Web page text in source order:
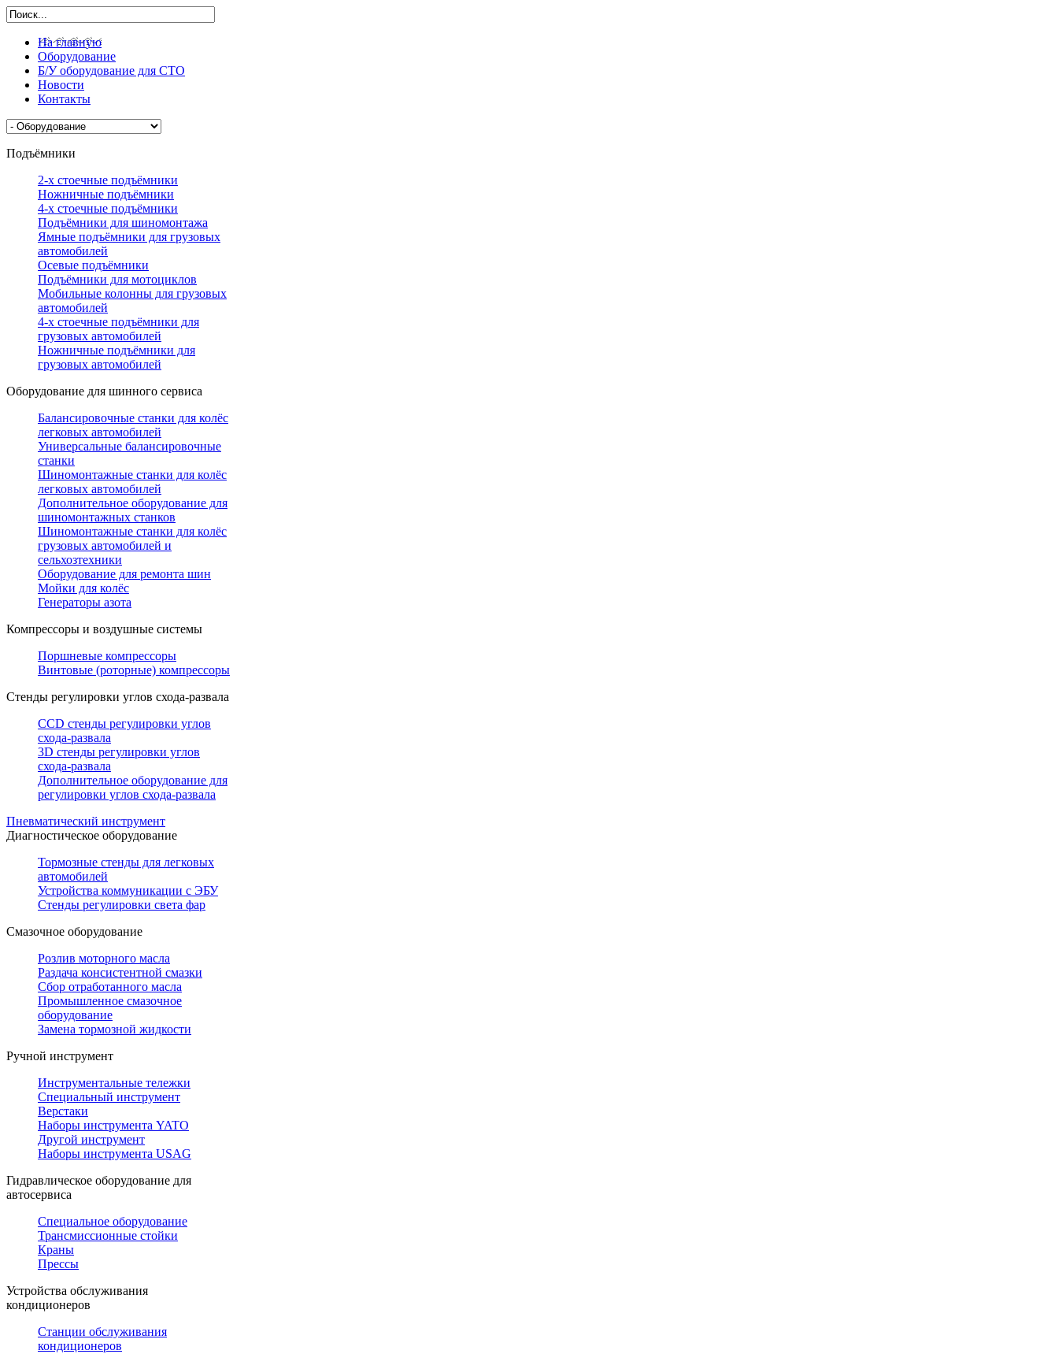
На главную
Оборудование
Б/У оборудование для СТО
Новости
Контакты
Подъёмники
2-х стоечные подъёмники
Ножничные подъёмники
4-х стоечные подъёмники
Подъёмники для шиномонтажа
Ямные подъёмники для грузовых
автомобилей
Осевые подъёмники
Подъёмники для мотоциклов
Мобильные колонны для грузовых
автомобилей
4-х стоечные подъёмники для
грузовых автомобилей
Ножничные подъёмники для
грузовых автомобилей
Оборудование для шинного сервиса
Балансировочные станки для колёс
легковых автомобилей
Универсальные балансировочные
станки
Шиномонтажные станки для колёс
легковых автомобилей
Дополнительное оборудование для
шиномонтажных станков
Шиномонтажные станки для колёс
грузовых автомобилей и
сельхозтехники
Оборудование для ремонта шин
Мойки для колёс
Генераторы азота
Компрессоры и воздушные системы
Поршневые компрессоры
Винтовые (роторные) компрессоры
Стенды регулировки углов схода-развала
CCD стенды регулировки углов
схода-развала
3D стенды регулировки углов
схода-развала
Дополнительное оборудование для
регулировки углов схода-развала
Пневматический инструмент
Диагностическое оборудование
Тормозные стенды для легковых
автомобилей
Устройства коммуникации с ЭБУ
Стенды регулировки света фар
Смазочное оборудование
Розлив моторного масла
Раздача консистентной смазки
Сбор отработанного масла
Промышленное смазочное
оборудование
Замена тормозной жидкости
Ручной инструмент
Инструментальные тележки
Специальный инструмент
Верстаки
Наборы инструмента YATO
Другой инструмент
Наборы инструмента USAG
Гидравлическое оборудование для
автосервиса
Специальное оборудование
Трансмиссионные стойки
Краны
Прессы
Устройства обслуживания
кондиционеров
Станции обслуживания
кондиционеров